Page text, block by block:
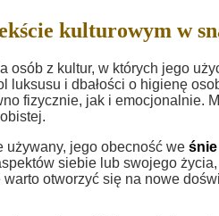
kulturowym w
osób z kultur, w których jego
luksusu i dbałości o higienę
fizycznie, jak i emocjonalnie.
używany, jego obecność we śnie
siebie lub swojego
otworzyć się na nowe